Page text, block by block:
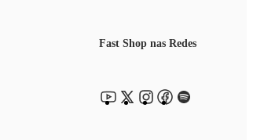
Fast Shop nas Redes